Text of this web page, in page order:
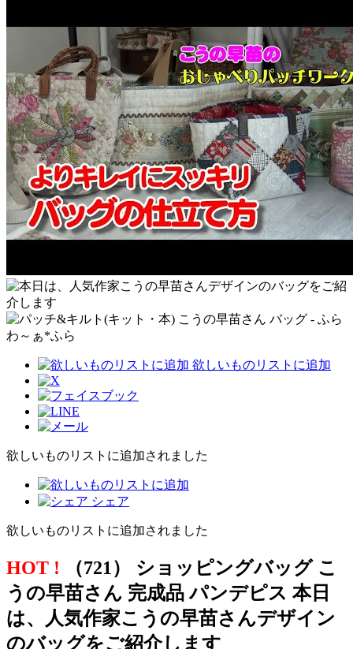
欲しいものリストに追加
欲しいものリストに追加されました
シェア
欲しいものリストに追加されました
HOT ! （721） ショッピングバッグ こ
うの早苗さん 完成品 パンデピス 本日
は、人気作家こうの早苗さんデザイン
のバッグをご紹介します